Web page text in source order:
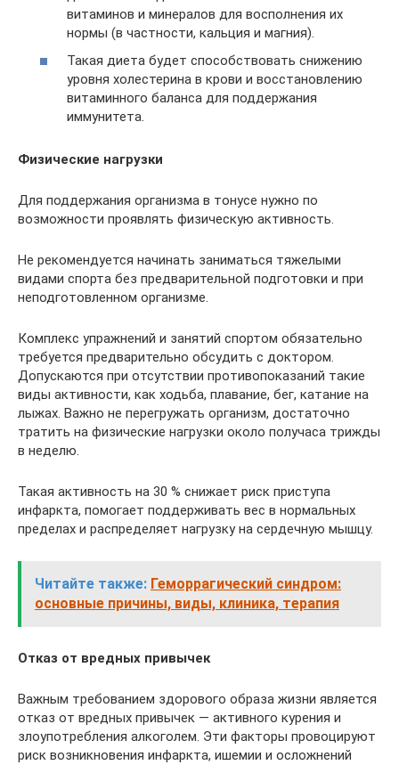
витаминов и минералов для восполнения их
нормы (в частности, кальция и магния).
Такая диета будет способствовать снижению
уровня холестерина в крови и восстановлению
витаминного баланса для поддержания
иммунитета.
Физические нагрузки
Для поддержания организма в тонусе нужно по
возможности проявлять физическую активность.
Не рекомендуется начинать заниматься тяжелыми
видами спорта без предварительной подготовки и при
неподготовленном организме.
Комплекс упражнений и занятий спортом обязательно
требуется предварительно обсудить с доктором.
Допускаются при отсутствии противопоказаний такие
виды активности, как ходьба, плавание, бег, катание на
лыжах. Важно не перегружать организм, достаточно
тратить на физические нагрузки около получаса трижды
в неделю.
Такая активность на 30 % снижает риск приступа
инфаркта, помогает поддерживать вес в нормальных
пределах и распределяет нагрузку на сердечную мышцу.
Читайте также: Геморрагический синдром:
основные причины, виды, клиника, терапия
Отказ от вредных привычек
Важным требованием здорового образа жизни является
отказ от вредных привычек — активного курения и
злоупотребления алкоголем. Эти факторы провоцируют
риск возникновения инфаркта, ишемии и осложнений